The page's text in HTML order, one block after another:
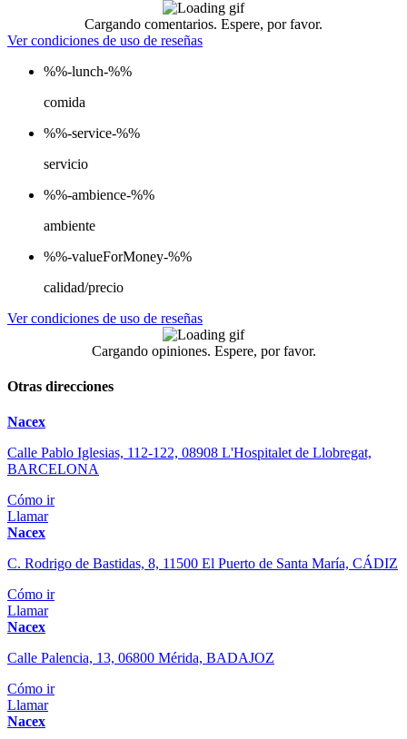
Cargando comentarios. Espere, por favor.
Ver condiciones de uso de reseñas
%%-lunch-%%
comida
%%-service-%%
servicio
%%-ambience-%%
ambiente
%%-valueForMoney-%%
calidad/precio
Ver condiciones de uso de reseñas
Cargando opiniones. Espere, por favor.
Otras direcciones
Nacex
Calle Pablo Iglesias, 112-122, 08908 L'Hospitalet de Llobregat,
BARCELONA
Cómo ir
Llamar
Nacex
C. Rodrigo de Bastidas, 8, 11500 El Puerto de Santa María, CÁDIZ
Cómo ir
Llamar
Nacex
Calle Palencia, 13, 06800 Mérida, BADAJOZ
Cómo ir
Llamar
Nacex